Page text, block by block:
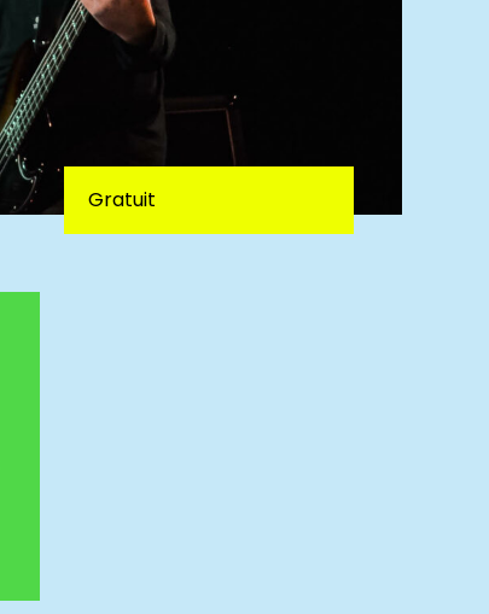
Gratuit